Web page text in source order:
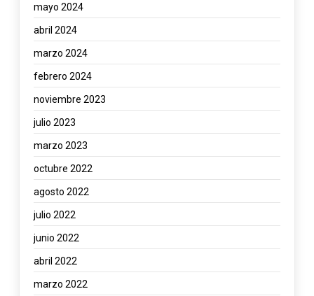
mayo 2024
abril 2024
marzo 2024
febrero 2024
noviembre 2023
julio 2023
marzo 2023
octubre 2022
agosto 2022
julio 2022
junio 2022
abril 2022
marzo 2022